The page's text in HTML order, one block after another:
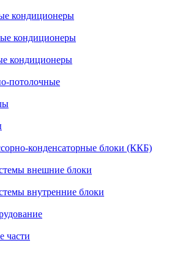
кондиционеры
кондиционеры
кондиционеры
потолочные
конденсаторные блоки (ККБ)
внешние блоки
внутренние блоки
части